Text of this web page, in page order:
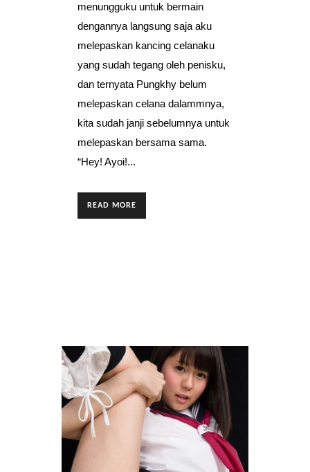
menungguku untuk bermain
dengannya langsung saja aku
melepaskan kancing celanaku
yang sudah tegang oleh penisku,
dan ternyata Pungkhy belum
melepaskan celana dalammnya,
kita sudah janji sebelumnya untuk
melepaskan bersama sama.
“Hey! Ayoi!...
READ MORE